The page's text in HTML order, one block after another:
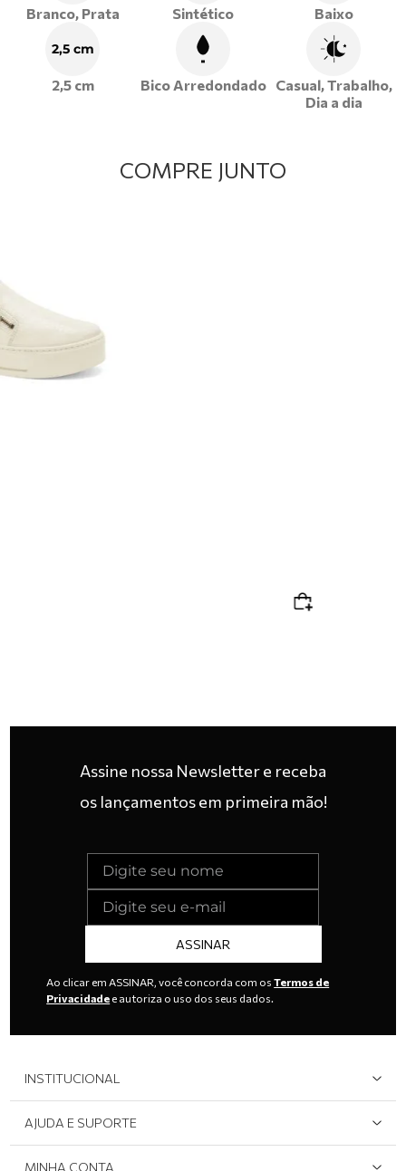
Branco, Prata Sintético Baixo
2,5 cm
2,5 cm Bico Arredondado
Casual, Trabalho,
Dia a dia
COMPRE JUNTO
Assine nossa Newsletter e receba
os lançamentos em primeira mão!
ASSINAR
Ao clicar em ASSINAR, você concorda com osTermos de
Privacidade e autoriza o uso dos seus dados.
INSTITUCIONAL
Área do Lojista
AJUDA E SUPORTE
MINHA CONTA